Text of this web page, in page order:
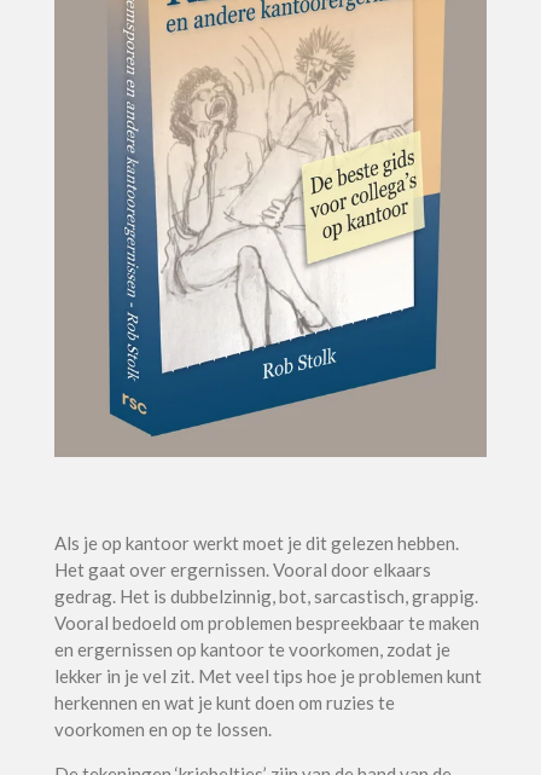
Als je op kantoor werkt moet je dit gelezen hebben.
Het gaat over ergernissen. Vooral door elkaars
gedrag. Het is dubbelzinnig, bot, sarcastisch, grappig.
Vooral bedoeld om problemen bespreekbaar te maken
en ergernissen op kantoor te voorkomen, zodat je
lekker in je vel zit. Met veel tips hoe je problemen kunt
herkennen en wat je kunt doen om ruzies te
voorkomen en op te lossen.